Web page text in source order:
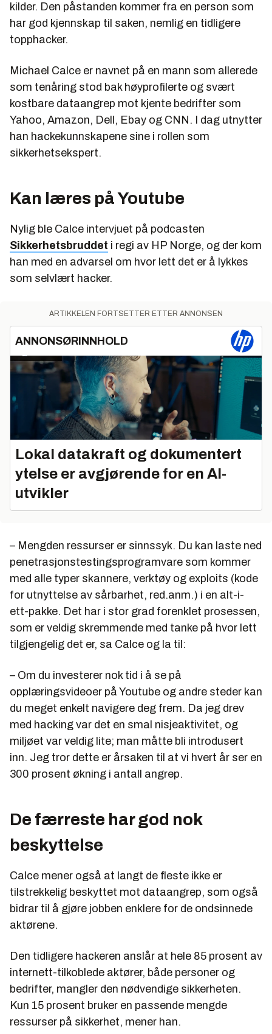
kilder. Den påstanden kommer fra en person som
har god kjennskap til saken, nemlig en tidligere
topphacker.
Michael Calce er navnet på en mann som allerede
som tenåring stod bak høyprofilerte og svært
kostbare dataangrep mot kjente bedrifter som
Yahoo, Amazon, Dell, Ebay og CNN. I dag utnytter
han hackekunnskapene sine i rollen som
sikkerhetsekspert.
Kan læres på Youtube
Nylig ble Calce intervjuet på podcasten
Sikkerhetsbruddet i regi av HP Norge, og der kom
han med en advarsel om hvor lett det er å lykkes
som selvlært hacker.
ARTIKKELEN FORTSETTER ETTER ANNONSEN
ANNONSØRINNHOLD
Lokal datakraft og dokumentert
ytelse er avgjørende for en AI-
utvikler
– Mengden ressurser er sinnssyk. Du kan laste ned
penetrasjonstestingsprogramvare som kommer
med alle typer skannere, verktøy og exploits (kode
for utnyttelse av sårbarhet, red.anm.) i en alt-i-
ett-pakke. Det har i stor grad forenklet prosessen,
som er veldig skremmende med tanke på hvor lett
tilgjengelig det er, sa Calce og la til:
– Om du investerer nok tid i å se på
opplæringsvideoer på Youtube og andre steder kan
du meget enkelt navigere deg frem. Da jeg drev
med hacking var det en smal nisjeaktivitet, og
miljøet var veldig lite; man måtte bli introdusert
inn. Jeg tror dette er årsaken til at vi hvert år ser en
300 prosent økning i antall angrep.
De færreste har god nok
beskyttelse
Calce mener også at langt de fleste ikke er
tilstrekkelig beskyttet mot dataangrep, som også
bidrar til å gjøre jobben enklere for de ondsinnede
aktørene.
Den tidligere hackeren anslår at hele 85 prosent av
internett-tilkoblede aktører, både personer og
bedrifter, mangler den nødvendige sikkerheten.
Kun 15 prosent bruker en passende mengde
ressurser på sikkerhet, mener han.